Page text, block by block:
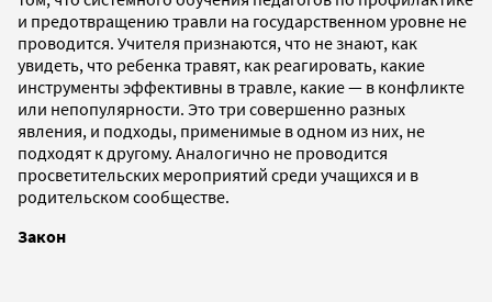
и предотвращению травли на государственном уровне не
проводится. Учителя признаются, что не знают, как
увидеть, что ребенка травят, как реагировать, какие
инструменты эффективны в травле, какие — в конфликте
или непопулярности. Это три совершенно разных
явления, и подходы, применимые в одном из них, не
подходят к другому. Аналогично не проводится
просветительских мероприятий среди учащихся и в
родительском сообществе.
Закон